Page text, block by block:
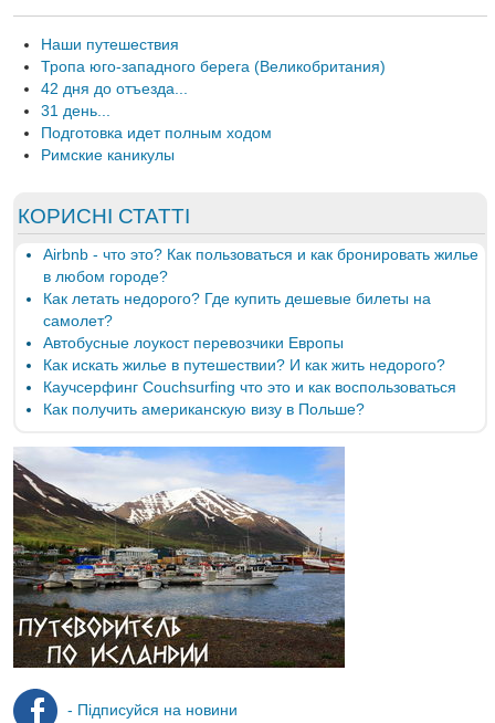
Наши путешествия
Тропа юго-западного берега (Великобритания)
42 дня до отъезда...
31 день...
Подготовка идет полным ходом
Римские каникулы
КОРИСНІ СТАТТІ
Airbnb - что это? Как пользоваться и как бронировать жилье
в любом городе?
Как летать недорого? Где купить дешевые билеты на
самолет?
Автобусные лоукост перевозчики Европы
Как искать жилье в путешествии? И как жить недорого?
Каучсерфинг Couchsurfing что это и как воспользоваться
Как получить американскую визу в Польше?
- Підписуйся на новини